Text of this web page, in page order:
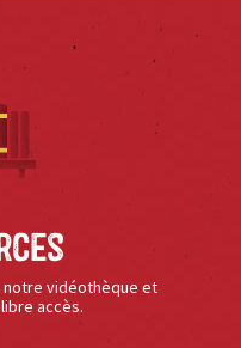
vidéothèque et
accès.